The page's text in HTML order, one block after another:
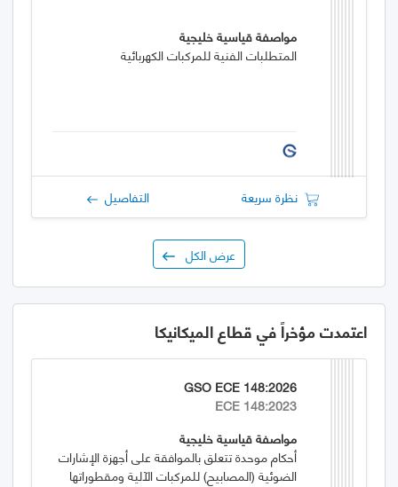
مواصفة قياسية خليجية
المتطلبات الفنية للمركبات الكهربائية
نظرة سريعة التفاصيل
عرض الكل
اعتمدت مؤخراً في قطاع الميكانيكا
GSO ECE 148:2026
ECE 148:2023
مواصفة قياسية خليجية
أحكام موحدة تتعلق بالموافقة على أجهزة الإشارات
الضوئية (المصابيح) للمركبات الآلية ومقطوراتها